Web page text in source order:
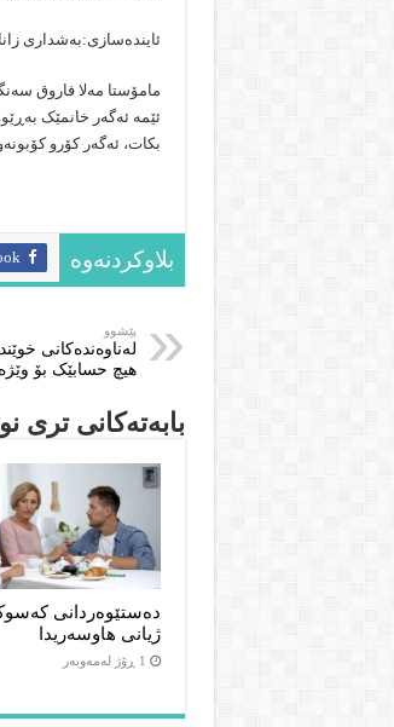
ئایندەسازی:بەشداری
مامۆستا مەلا فاروق
ئێمە ئەگەر خانمێک
بکات، ئەگەر کۆرو
بلاوکردنەوە
پێشوو
لەناوەندەکانی
هیچ حسابێک بۆ
بابەتەکانى ترى
دەستێوەردانی
ژیانی هاوسەریدا
1 ڕۆژ لەمەوبەر